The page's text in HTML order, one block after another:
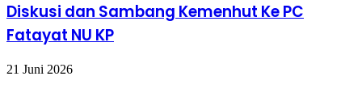
Diskusi dan Sambang Kemenhut Ke PC
Fatayat NU KP
21 Juni 2026